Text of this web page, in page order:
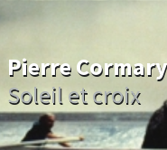
Pierre Cormary
Soleil et croix